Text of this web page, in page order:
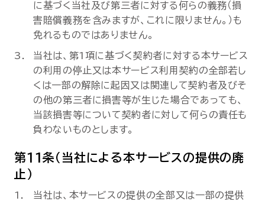
に基づく当社及び第三者に対する何らの義務（損
害賠償義務を含みますが、これに限りません。）も
免れるものではありません。
当社は、第1項に基づく契約者に対する本サービス
の利用の停止又は本サービス利用契約の全部若し
くは一部の解除に起因又は関連して契約者及びそ
の他の第三者に損害等が生じた場合であっても、
当該損害等について契約者に対して何らの責任も
負わないものとします。
第11条（当社による本サービスの提供の廃
止）
当社は、本サービスの提供の全部又は一部の提供